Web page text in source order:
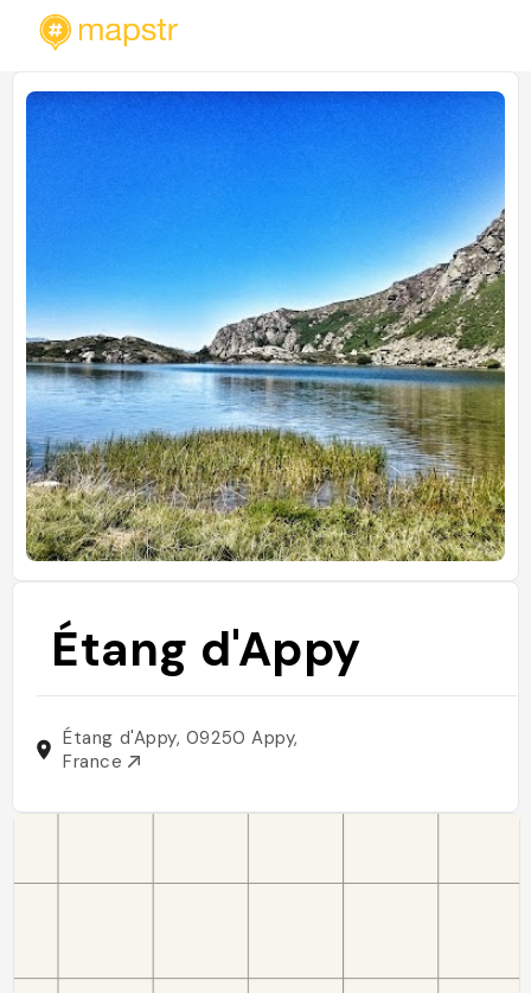
Étang d'Appy
Étang d'Appy, 09250 Appy,
France